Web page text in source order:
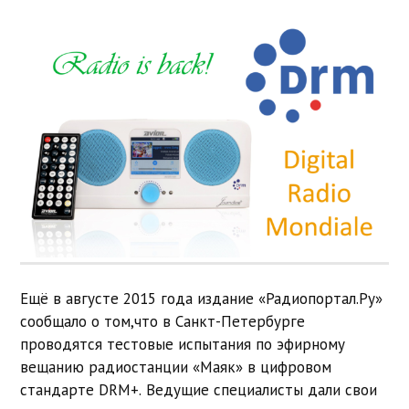
Ещё в августе 2015 года издание «Радиопортал.Ру»
сообщало о том,что в Санкт-Петербурге
проводятся тестовые испытания по эфирному
вещанию радиостанции «Маяк» в цифровом
стандарте DRM+. Ведущие специалисты дали свои